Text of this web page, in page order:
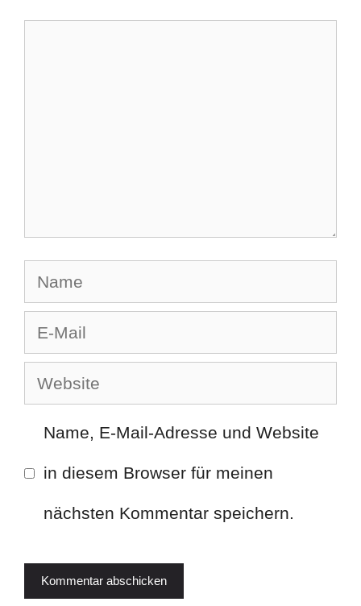
Name
E-
Website
Name, E-Mail-Adresse und Website
in diesem Browser für meinen
nächsten Kommentar speichern.